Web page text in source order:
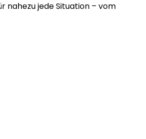
nahezu jede Situation – vom